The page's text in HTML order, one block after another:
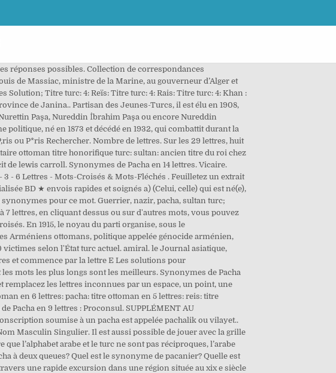
réponses possibles. Collection de correspondances
de Massiac, ministre de la Marine, au gouverneur d’Alger et
Titre turc: 4: Reïs: Titre turc: 4: Rais: Titre turc: 4: Khan :
de Janina.. Partisan des Jeunes-Turcs, il est élu en 1908,
Paşa, Nureddin İbrahim Paşa ou encore Nureddin
né en 1873 et décédé en 1932, qui combattit durant la
ou P*ris Rechercher. Nombre de lettres. Sur les 29 lettres, huit
ottoman titre honorifique turc: sultan: ancien titre du roi chez
lewis carroll. Synonymes de Pacha en 14 lettres. Vicaire.
- 6 Lettres - Mots-Croisés & Mots-Fléchés . Feuilletez un extrait
BD ★ envois rapides et soignés a) (Celui, celle) qui est né(e),
pour ce mot. Guerrier, nazir, pacha, sultan turc;
lettres, en cliquant dessus ou sur d'autres mots, vous pouvez
En 1915, le noyau du parti organise, sous le
Arméniens ottomans, politique appelée génocide arménien,
selon l'État turc actuel. amiral. le Journal asiatique,
et commence par la lettre E Les solutions pour
mots les plus longs sont les meilleurs. Synonymes de Pacha
les lettres inconnues par un espace, un point, une
en 6 lettres: pacha: titre ottoman en 5 lettres: reis: titre
Pacha en 9 lettres : Proconsul. SUPPLÉMENT AU
soumise à un pacha est appelée pachalik ou vilayet..
Masculin Singulier. Il est aussi possible de jouer avec la grille
l’alphabet arabe et le turc ne sont pas réciproques, l’arabe
à deux queues? Quel est le synonyme de pacanier? Quelle est
une rapide excursion dans une région située au xix e siècle